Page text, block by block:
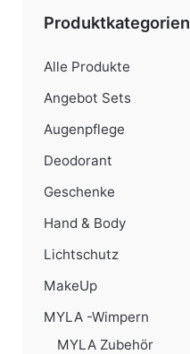
Produktkategorien
Alle Produkte
Angebot Sets
Augenpflege
Deodorant
Geschenke
Hand & Body
Lichtschutz
MakeUp
MYLA -Wimpern
MYLA Zubehör